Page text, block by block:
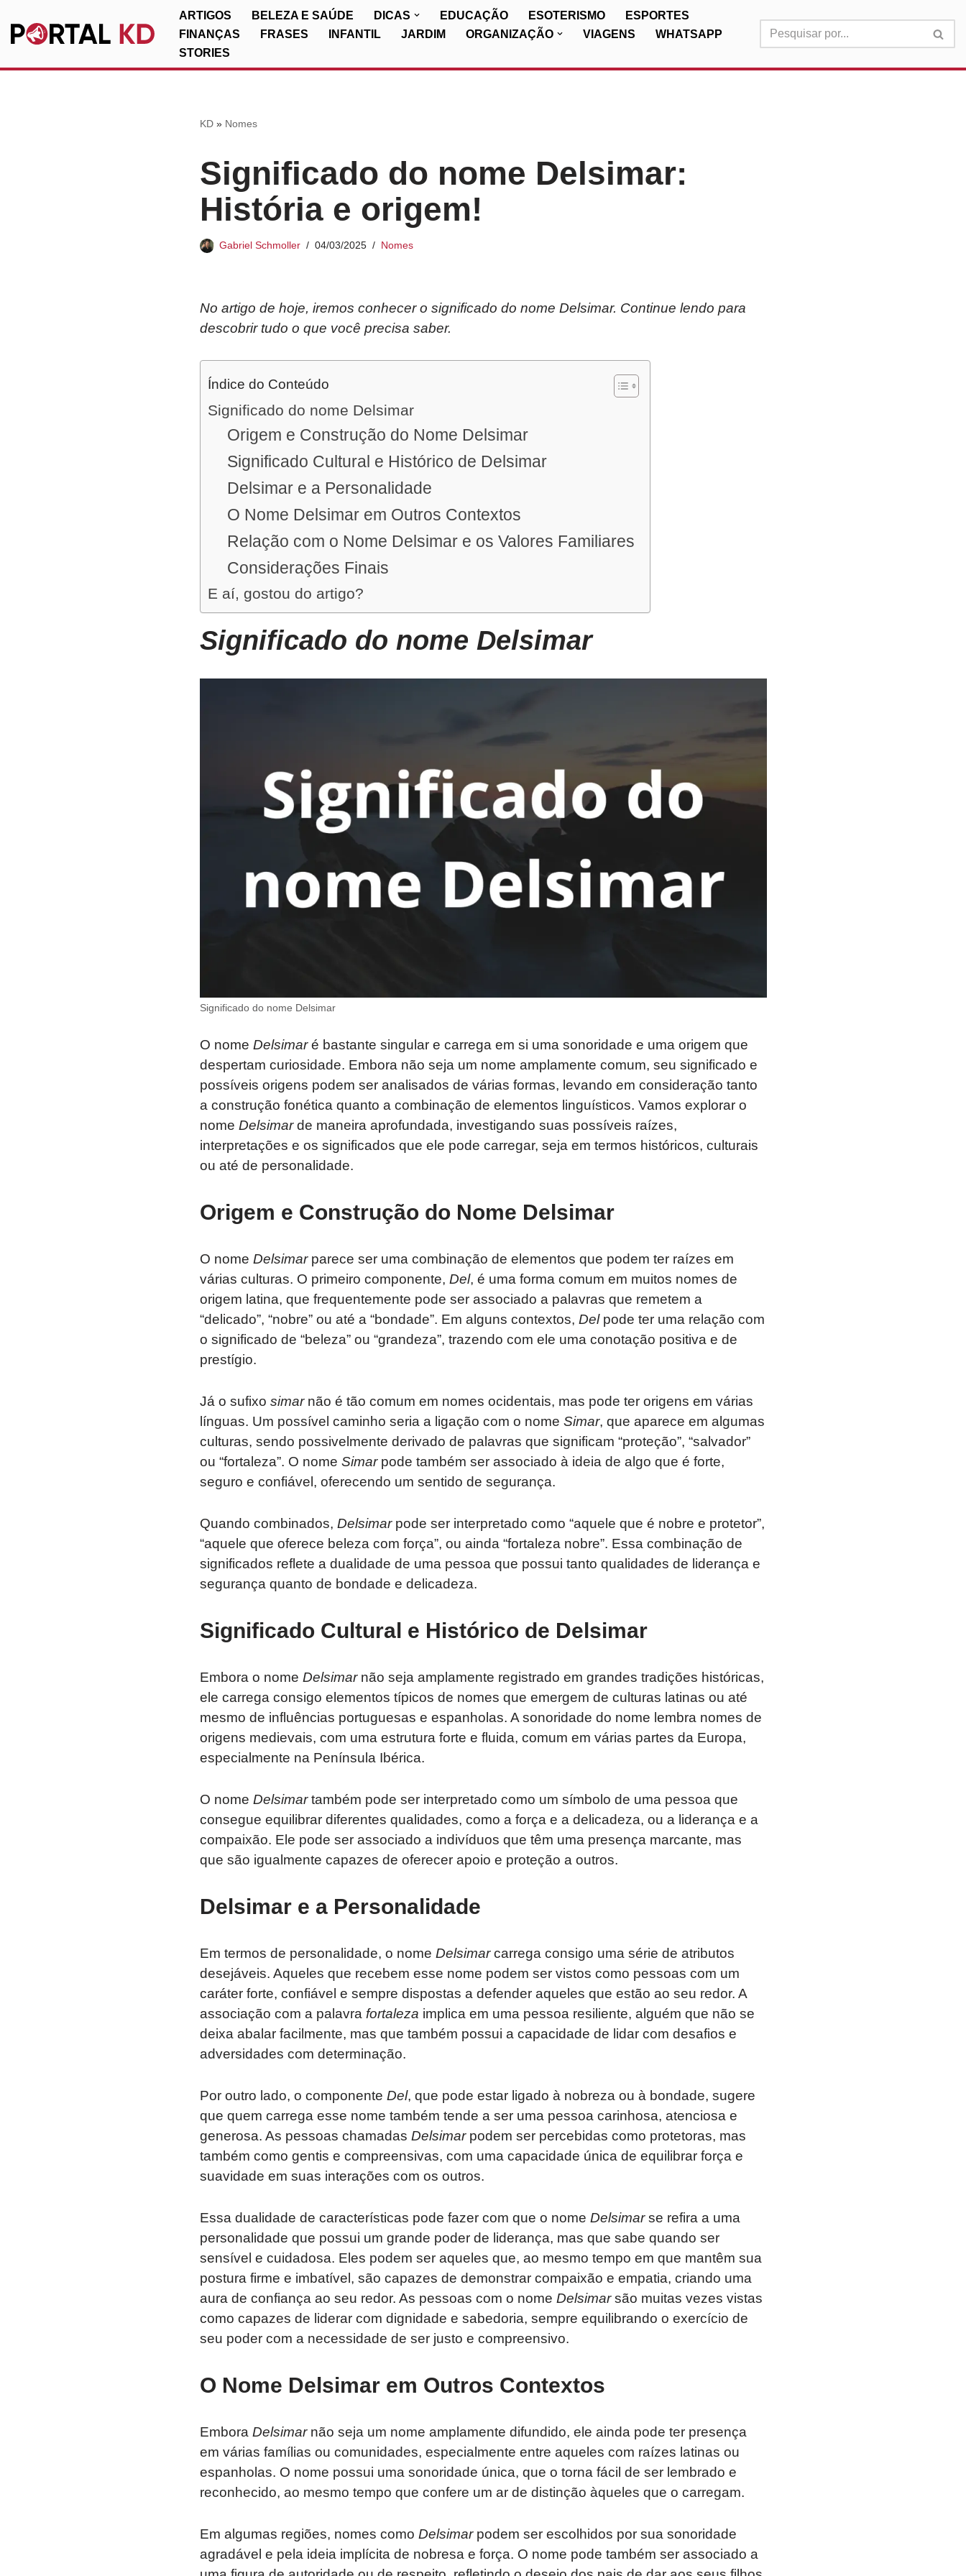
Pular
ARTIGOS BELEZA E SAÚDE DICAS EDUCAÇÃO ESOTERISMO
ESPORTES
FINANÇAS
FRASES INFANTIL JARDIM ORGANIZAÇÃO VIAGENS
WHATSAPP
STORIES
KD» Nomes
Significado do nome Delsimar:
História e origem!
Gabriel Schmoller 04/03/2025 Nomes
No artigo de hoje, iremos conhecer o significado do nome Delsimar. Continue lendo para
descobrir tudo o que você precisa saber.
Índice do Conteúdo
Significado do nome Delsimar
Origem e Construção do Nome Delsimar
Significado Cultural e Histórico de Delsimar
Delsimar e a Personalidade
O Nome Delsimar em Outros Contextos
Relação com o Nome Delsimar e os Valores Familiares
Considerações Finais
E aí, gostou do artigo?
Significado do nome Delsimar
Significado do nome Delsimar
O nome Delsimaré bastante singular e carrega em si uma sonoridade e uma origem que
despertam curiosidade. Embora não seja um nome amplamente comum, seu significado e
possíveis origens podem ser analisados de várias formas, levando em consideração tanto
a construção fonética quanto a combinação de elementos linguísticos. Vamos explorar o
nome Delsimarde maneira aprofundada, investigando suas possíveis raízes,
interpretações e os significados que ele pode carregar, seja em termos históricos, culturais
ou até de personalidade.
Origem e Construção do Nome Delsimar
O nome Delsimarparece ser uma combinação de elementos que podem ter raízes em
várias culturas. O primeiro componente, Del, é uma forma comum em muitos nomes de
origem latina, que frequentemente pode ser associado a palavras que remetem a
“delicado”, “nobre” ou até a “bondade”. Em alguns contextos, Delpode ter uma relação com
o significado de “beleza” ou “grandeza”, trazendo com ele uma conotação positiva e de
prestígio.
Já o sufixo simarnão é tão comum em nomes ocidentais, mas pode ter origens em várias
línguas. Um possível caminho seria a ligação com o nome Simar, que aparece em algumas
culturas, sendo possivelmente derivado de palavras que significam “proteção”, “salvador”
ou “fortaleza”. O nome Simarpode também ser associado à ideia de algo que é forte,
seguro e confiável, oferecendo um sentido de segurança.
Quando combinados, Delsimarpode ser interpretado como “aquele que é nobre e protetor”,
“aquele que oferece beleza com força”, ou ainda “fortaleza nobre”. Essa combinação de
significados reflete a dualidade de uma pessoa que possui tanto qualidades de liderança e
segurança quanto de bondade e delicadeza.
Significado Cultural e Histórico de Delsimar
Embora o nome Delsimarnão seja amplamente registrado em grandes tradições históricas,
ele carrega consigo elementos típicos de nomes que emergem de culturas latinas ou até
mesmo de influências portuguesas e espanholas. A sonoridade do nome lembra nomes de
origens medievais, com uma estrutura forte e fluida, comum em várias partes da Europa,
especialmente na Península Ibérica.
O nome Delsimartambém pode ser interpretado como um símbolo de uma pessoa que
consegue equilibrar diferentes qualidades, como a força e a delicadeza, ou a liderança e a
compaixão. Ele pode ser associado a indivíduos que têm uma presença marcante, mas
que são igualmente capazes de oferecer apoio e proteção a outros.
Delsimar e a Personalidade
Em termos de personalidade, o nome Delsimarcarrega consigo uma série de atributos
desejáveis. Aqueles que recebem esse nome podem ser vistos como pessoas com um
caráter forte, confiável e sempre dispostas a defender aqueles que estão ao seu redor. A
associação com a palavra fortaleza implica em uma pessoa resiliente, alguém que não se
deixa abalar facilmente, mas que também possui a capacidade de lidar com desafios e
adversidades com determinação.
Por outro lado, o componente Del, que pode estar ligado à nobreza ou à bondade, sugere
que quem carrega esse nome também tende a ser uma pessoa carinhosa, atenciosa e
generosa. As pessoas chamadas Delsimarpodem ser percebidas como protetoras, mas
também como gentis e compreensivas, com uma capacidade única de equilibrar força e
suavidade em suas interações com os outros.
Essa dualidade de características pode fazer com que o nome Delsimarse refira a uma
personalidade que possui um grande poder de liderança, mas que sabe quando ser
sensível e cuidadosa. Eles podem ser aqueles que, ao mesmo tempo em que mantêm sua
postura firme e imbatível, são capazes de demonstrar compaixão e empatia, criando uma
aura de confiança ao seu redor. As pessoas com o nome Delsimarsão muitas vezes vistas
como capazes de liderar com dignidade e sabedoria, sempre equilibrando o exercício de
seu poder com a necessidade de ser justo e compreensivo.
O Nome Delsimar em Outros Contextos
Embora Delsimarnão seja um nome amplamente difundido, ele ainda pode ter presença
em várias famílias ou comunidades, especialmente entre aqueles com raízes latinas ou
espanholas. O nome possui uma sonoridade única, que o torna fácil de ser lembrado e
reconhecido, ao mesmo tempo que confere um ar de distinção àqueles que o carregam.
Em algumas regiões, nomes como Delsimarpodem ser escolhidos por sua sonoridade
agradável e pela ideia implícita de nobresa e força. O nome pode também ser associado a